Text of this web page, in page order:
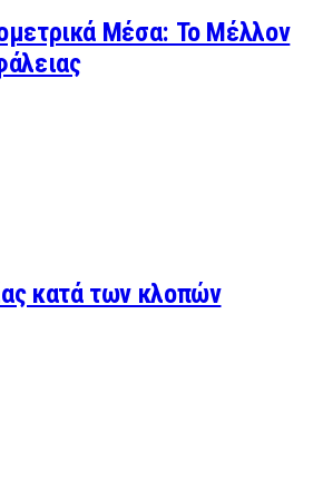
Μέσα: Το Μέλλον
κατά των κλοπών